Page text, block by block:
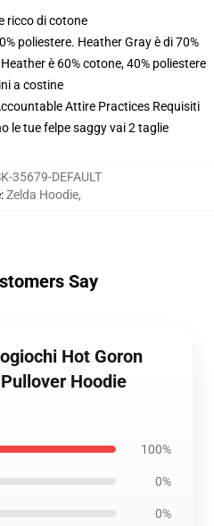
ricco di cotone
poliestere. Heather Gray è di 70%
è 60% cotone, 40% poliestere
a costine
Attire Practices Requisiti
le tue felpe saggy vai 2 taglie
35679-DEFAULT
:Zelda Hoodie,
Say
Hot Goron
Hoodie
100%
0%
0%